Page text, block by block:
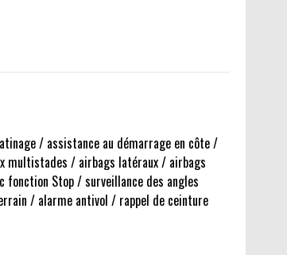
/ assistance au démarrage en côte /
multistades / airbags latéraux / airbags
Stop / surveillance des angles
/ alarme antivol / rappel de ceinture